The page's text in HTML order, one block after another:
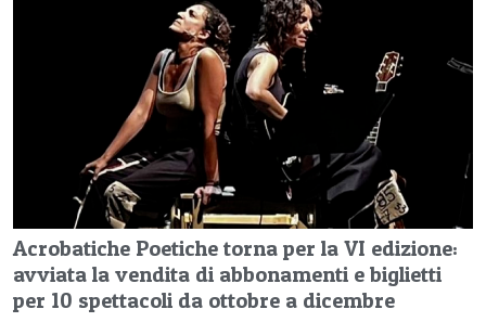
Acrobatiche Poetiche torna per la VI edizione:
avviata la vendita di abbonamenti e biglietti
per 10 spettacoli da ottobre a dicembre